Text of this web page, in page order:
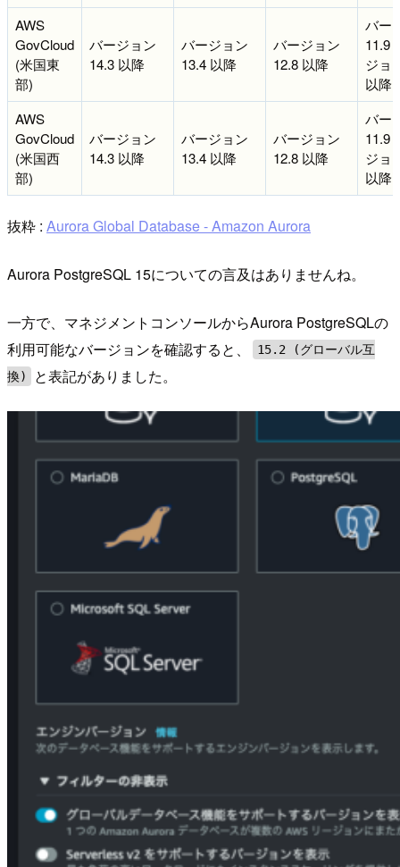
AWS
GovCloud
(米国東
部)
バージョン
14.3 以降
バージョン
13.4 以降
バージョン
12.8 以降
バー
11.9
ジョ
以降
AWS
GovCloud
(米国西
部)
バージョン
14.3 以降
バージョン
13.4 以降
バージョン
12.8 以降
バー
11.9
ジョ
以降
抜粋 : Aurora Global Database - Amazon Aurora
Aurora PostgreSQL 15についての言及はありませんね。
一方で、マネジメントコンソールからAurora PostgreSQLの
利用可能なバージョンを確認すると、
15.2 (グローバル互
換)
と表記がありました。